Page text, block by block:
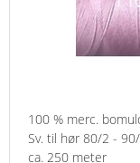
100 % merc.
Sv. til hør 80/2 -
ca. 250 meter